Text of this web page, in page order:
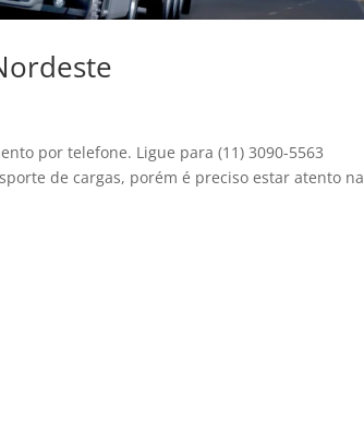
por telefone. Ligue para (11) 3090-5563
de cargas, porém é preciso estar atento na